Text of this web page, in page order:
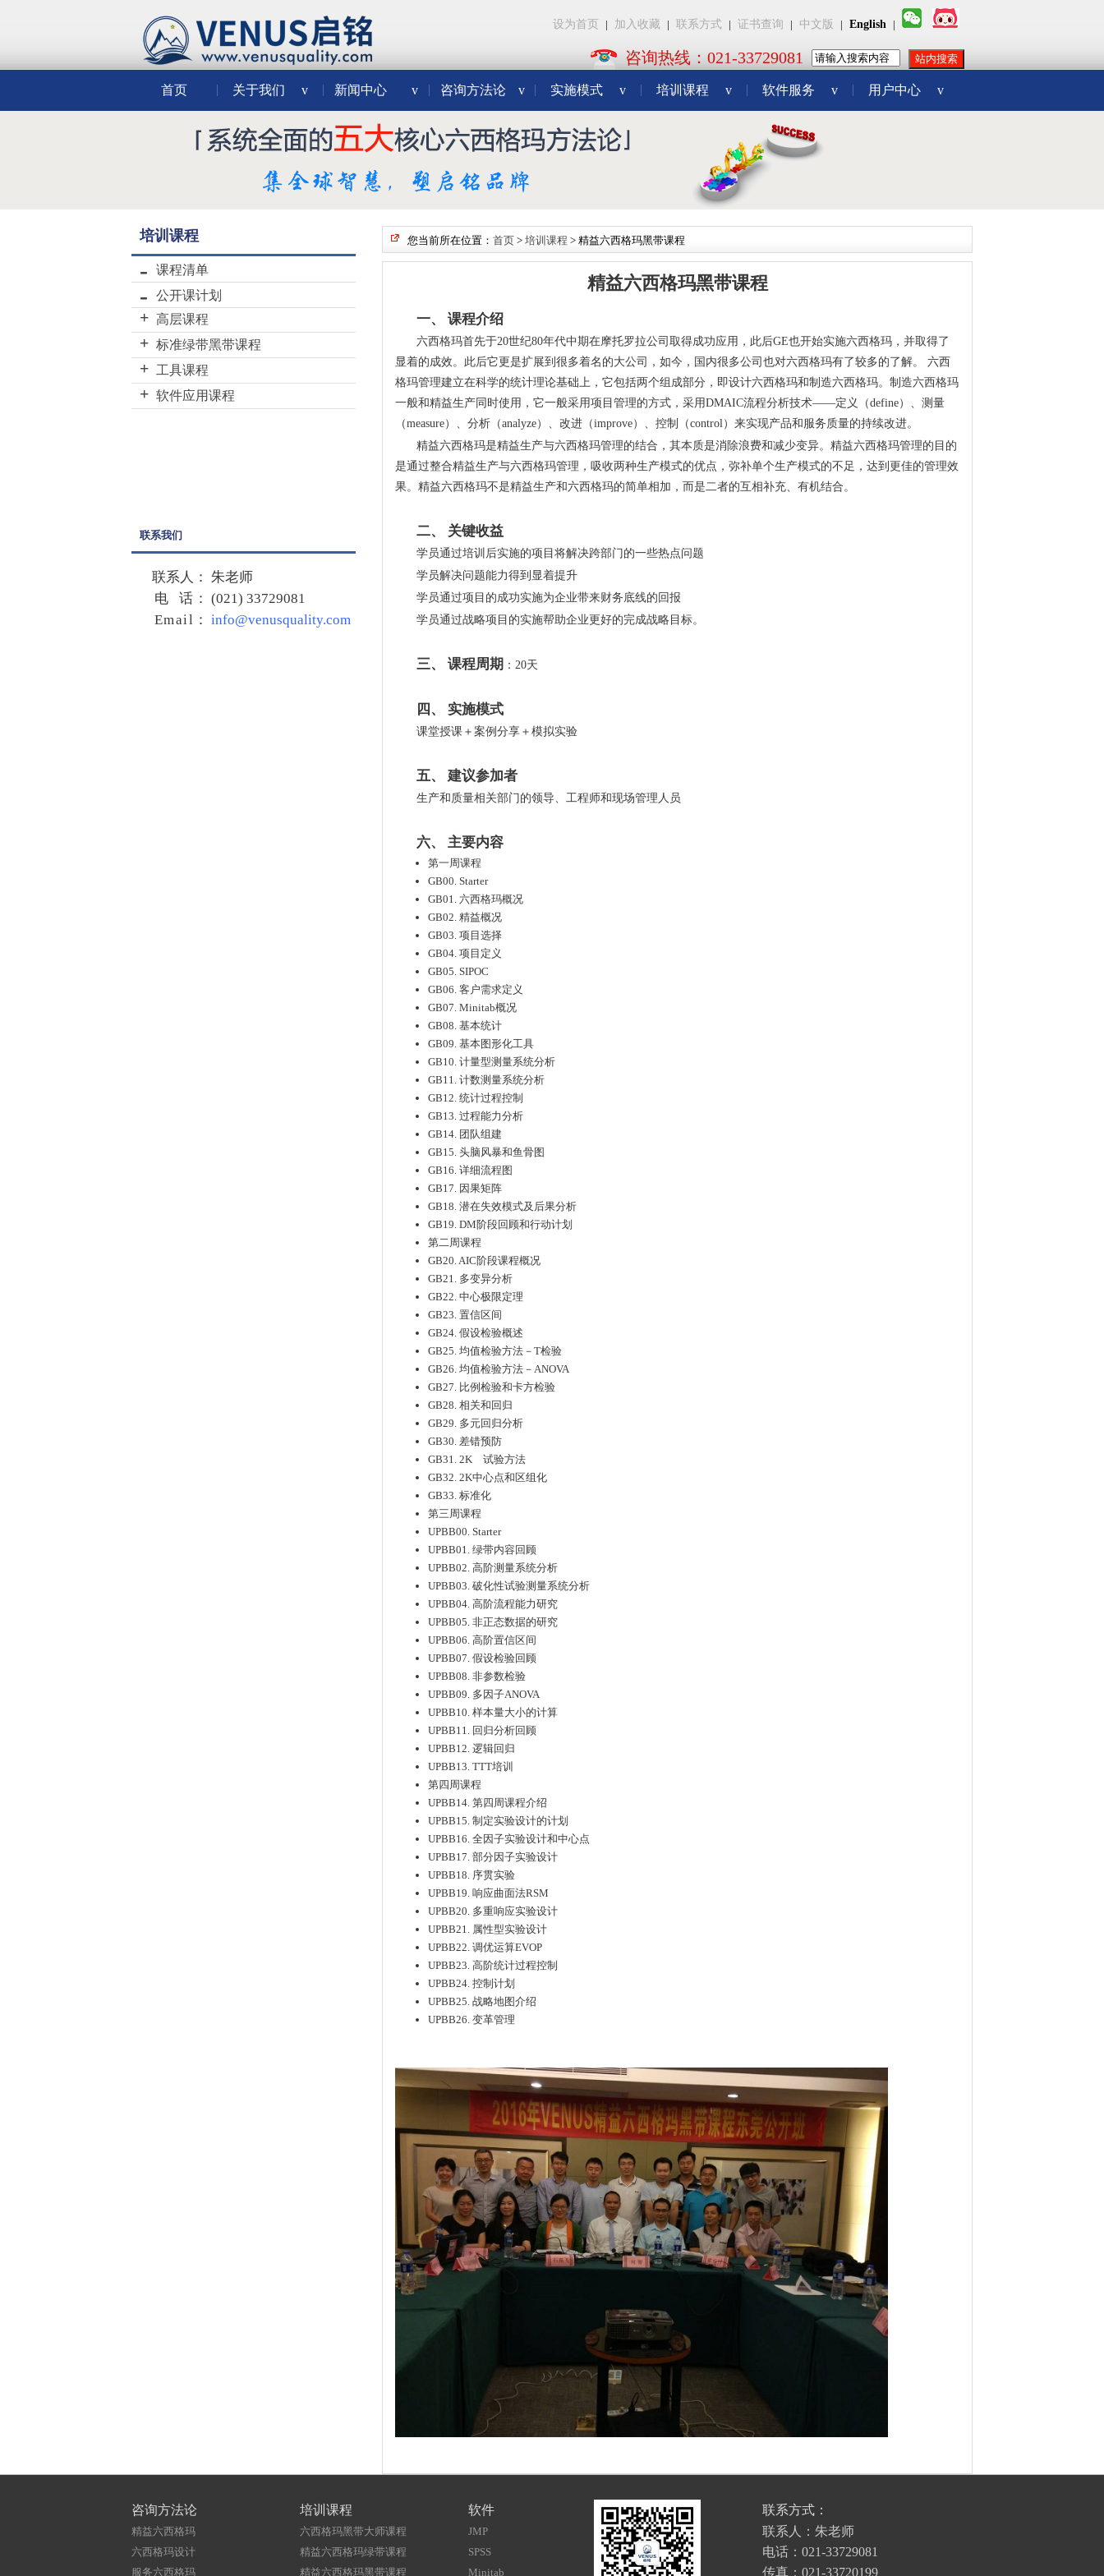
设为首页 | 加入收藏 | 联系方式 | 证书查询 | 中文版 | English |
咨询热线：021-33729081
首页 关于我们 v 新闻中心 v 咨询方法论 v 实施模式 v 培训课程 v 软件服务 v 用户中心 v
培训课程
课程清单
公开课计划
高层课程
VENUS“学分制”六西格玛黑
带大师课程
战略地图课程
标准绿带黑带课程
精益六西格玛绿带课程
精益六西格玛绿带升级黑带
六西格玛设计黑带课程
精益绿带课程
精益黑带课程
工具课程
VSM(价值流图)课程
软件应用课程
联系我们
联系人： 朱老师
电 话： (021) 33729081
Email ： info@venusquality.com
您当前所在位置： 首页 > 培训课程 > 精益六西格玛黑带课程
精益六西格玛黑带课程
一、 课程介绍
六西格玛首先于20世纪80年代中期在摩托罗拉公司取得成功应用，此后GE也开始实施六西格玛，并取得了
显着的成效。此后它更是扩展到很多着名的大公司，如今，国内很多公司也对六西格玛有了较多的了解。 六西
格玛管理建立在科学的统计理论基础上，它包括两个组成部分，即设计六西格玛和制造六西格玛。制造六西格玛
一般和精益生产同时使用，它一般采用项目管理的方式，采用DMAIC流程分析技术——定义（define）、测量
（measure）、分析（analyze）、改进（improve）、控制（control）来实现产品和服务质量的持续改进。
精益六西格玛是精益生产与六西格玛管理的结合，其本质是消除浪费和减少变异。精益六西格玛管理的目的
是通过整合精益生产与六西格玛管理，吸收两种生产模式的优点，弥补单个生产模式的不足，达到更佳的管理效
果。精益六西格玛不是精益生产和六西格玛的简单相加，而是二者的互相补充、有机结合。
二、 关键收益
学员通过培训后实施的项目将解决跨部门的一些热点问题
学员解决问题能力得到显着提升
学员通过项目的成功实施为企业带来财务底线的回报
学员通过战略项目的实施帮助企业更好的完成战略目标。
三、 课程周期 ：20天
四、 实施模式
课堂授课＋案例分享＋模拟实验
五、 建议参加者
生产和质量相关部门的领导、工程师和现场管理人员
六、 主要内容
第一周课程
GB00. Starter
GB01. 六西格玛概况
GB02. 精益概况
GB03. 项目选择
GB04. 项目定义
GB05. SIPOC
GB06. 客户需求定义
GB07. Minitab概况
GB08. 基本统计
GB09. 基本图形化工具
GB10. 计量型测量系统分析
GB11. 计数测量系统分析
GB12. 统计过程控制
GB13. 过程能力分析
GB14. 团队组建
GB15. 头脑风暴和鱼骨图
GB16. 详细流程图
GB17. 因果矩阵
GB18. 潜在失效模式及后果分析
GB19. DM阶段回顾和行动计划
第二周课程
GB20. AIC阶段课程概况
GB21. 多变异分析
GB22. 中心极限定理
GB23. 置信区间
GB24. 假设检验概述
GB25. 均值检验方法－T检验
GB26. 均值检验方法－ANOVA
GB27. 比例检验和卡方检验
GB28. 相关和回归
GB29. 多元回归分析
GB30. 差错预防
GB31. 2K 试验方法
GB32. 2K中心点和区组化
GB33. 标准化
第三周课程
UPBB00. Starter
UPBB01. 绿带内容回顾
UPBB02. 高阶测量系统分析
UPBB03. 破化性试验测量系统分析
UPBB04. 高阶流程能力研究
UPBB05. 非正态数据的研究
UPBB06. 高阶置信区间
UPBB07. 假设检验回顾
UPBB08. 非参数检验
UPBB09. 多因子ANOVA
UPBB10. 样本量大小的计算
UPBB11. 回归分析回顾
UPBB12. 逻辑回归
UPBB13. TTT培训
第四周课程
UPBB14. 第四周课程介绍
UPBB15. 制定实验设计的计划
UPBB16. 全因子实验设计和中心点
UPBB17. 部分因子实验设计
UPBB18. 序贯实验
UPBB19. 响应曲面法RSM
UPBB20. 多重响应实验设计
UPBB21. 属性型实验设计
UPBB22. 调优运算EVOP
UPBB23. 高阶统计过程控制
UPBB24. 控制计划
UPBB25. 战略地图介绍
UPBB26. 变革管理
咨询方法论
精益六西格玛
六西格玛设计
服务六西格玛
培训课程
六西格玛黑带大师课程
精益六西格玛绿带课程
精益六西格玛黑带课程
软件
JMP
SPSS
Minitab
联系方式：
联系人：朱老师
电话：021-33729081
传真：021-33720199